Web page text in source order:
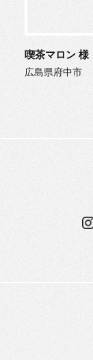
喫茶マロン 様
広島県府中市